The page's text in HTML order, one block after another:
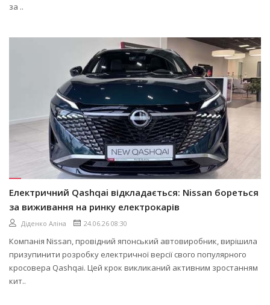
за ..
Електричний Qashqai відкладається: Nissan бореться
за виживання на ринку електрокарів
Діденко Аліна 24.06.26 08:30
Компанія Nissan, провідний японський автовиробник, вирішила
призупинити розробку електричної версії свого популярного
кросовера Qashqai. Цей крок викликаний активним зростанням
кит..